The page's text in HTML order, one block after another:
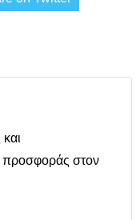
προσφοράς στον